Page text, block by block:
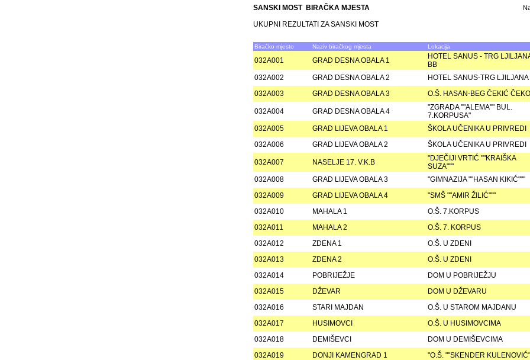
SANSKI MOST BIRAČKA MJESTA
UKUPNI REZULTATI ZA SANSKI MOST
Biračko mjesto Naziv biračkog mjesta Lokacija
032A001 GRAD DESNA OBALA 1
HOTEL SANUS - TRG
BB
032A002
GRAD DESNA OBALA 2
HOTEL SANUS-TRG LJILJANA
032A003
GRAD DESNA OBALA 3 O.Š. HASAN-BEG ČEKIĆ ČEKO
032A004 GRAD DESNA OBALA 4
"ZGRADA ""ALEMA"" BUL.
7.KORPUSA"
032A005
GRAD LIJEVA OBALA 1
ŠKOLA UČENIKA U PRIVREDI
032A006
GRAD LIJEVA OBALA 2 ŠKOLA UČENIKA U PRIVREDI
032A007 NASELJE 17. V.K.B
"DJEČIJI VRTIĆ ""KRAIŠKA
SUZA"""
032A008
GRAD LIJEVA OBALA 3
"GIMNAZIJA ""HASAN KIKIĆ"""
032A009
GRAD LIJEVA OBALA 4
"SMŠ ""AMIR ŽILIĆ"""
032A010
MAHALA 1
O.Š. 7.KORPUS
032A011
MAHALA 2
O.Š. 7. KORPUS
032A012
ZDENA 1
O.Š. U ZDENI
032A013
ZDENA 2
O.Š. U ZDENI
032A014
POBRIJEŽJE
DOM U POBRIJEŽJU
032A015
DŽEVAR
DOM U DŽEVARU
032A016
STARI MAJDAN
O.Š. U STAROM MAJDANU
032A017
HUSIMOVCI
O.Š. U HUSIMOVCIMA
032A018
DEMIŠEVCI
DOM U DEMIŠEVCIMA
032A019
DONJI KAMENGRAD 1
"O.Š. ""SKENDER